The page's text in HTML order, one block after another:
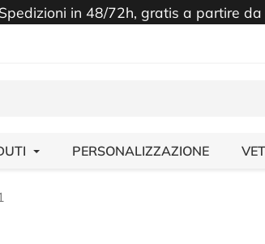
Spedizioni in 48/72h, gratis a partire
PERSONALIZZAZIONE